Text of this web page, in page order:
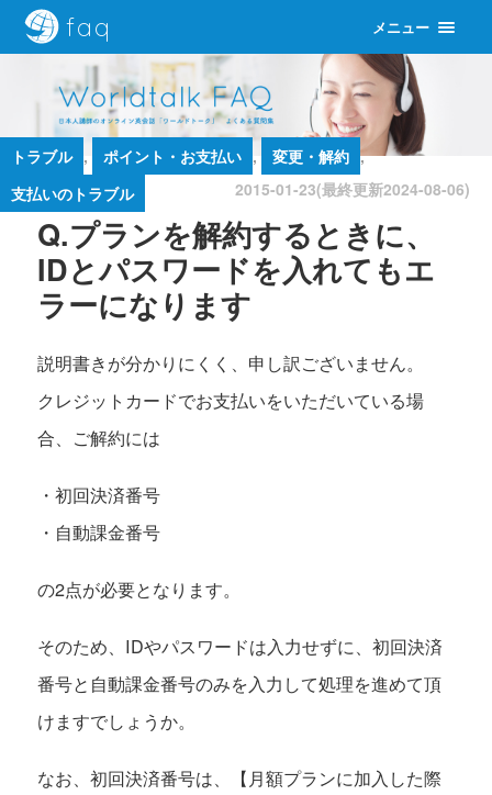
faq メニュー
トラブル , ポイント・お支払い , 変更・解約 ,
支払いのトラブル
2015-01-23(最終更新2024-08-06)
Q.プランを解約するときに、
IDとパスワードを入れてもエ
ラーになります
説明書きが分かりにくく、申し訳ございません。
クレジットカードでお支払いをいただいている場
合、ご解約には
・初回決済番号
・自動課金番号
の2点が必要となります。
そのため、IDやパスワードは入力せずに、初回決済
番号と自動課金番号のみを入力して処理を進めて頂
けますでしょうか。
なお、初回決済番号は、【月額プランに加入した際